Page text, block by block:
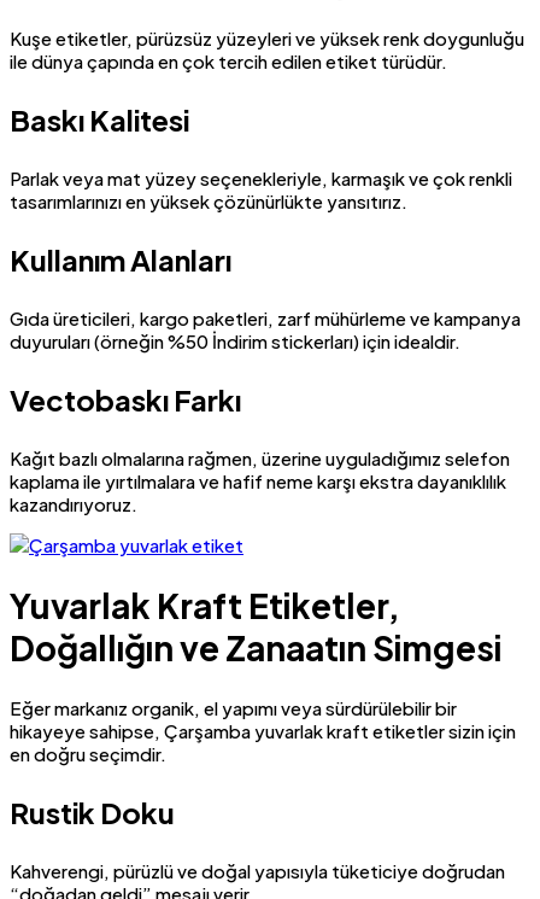
Kuşe etiketler, pürüzsüz yüzeyleri ve yüksek renk doygunluğu
ile dünya çapında en çok tercih edilen etiket türüdür.
Baskı Kalitesi
Parlak veya mat yüzey seçenekleriyle, karmaşık ve çok renkli
tasarımlarınızı en yüksek çözünürlükte yansıtırız.
Kullanım Alanları
Gıda üreticileri, kargo paketleri, zarf mühürleme ve kampanya
duyuruları (örneğin %50 İndirim stickerları) için idealdir.
Vectobaskı Farkı
Kağıt bazlı olmalarına rağmen, üzerine uyguladığımız selefon
kaplama ile yırtılmalara ve hafif neme karşı ekstra dayanıklılık
kazandırıyoruz.
Yuvarlak Kraft Etiketler,
Doğallığın ve Zanaatın Simgesi
Eğer markanız organik, el yapımı veya sürdürülebilir bir
hikayeye sahipse, Çarşamba yuvarlak kraft etiketler sizin için
en doğru seçimdir.
Rustik Doku
Kahverengi, pürüzlü ve doğal yapısıyla tüketiciye doğrudan
“doğadan geldi” mesajı verir.